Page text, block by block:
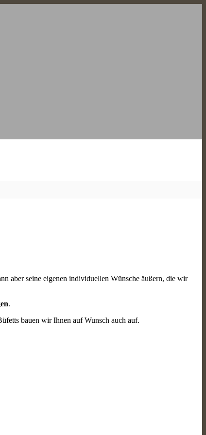
aber seine eigenen individuellen Wünsche äußern, die wir
.
bauen wir Ihnen auf Wunsch auch auf.